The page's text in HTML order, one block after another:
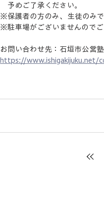
予めご了承ください。
※保護者の方のみ、生徒のみで
※駐車場がございませんのでご
お問い合わせ先：石垣市公営塾
https://www.ishigakijuku.net/